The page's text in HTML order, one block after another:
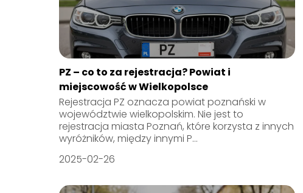
PZ – co to za rejestracja? Powiat i
miejscowość w Wielkopolsce
Rejestracja PZ oznacza powiat poznański w
województwie wielkopolskim. Nie jest to
rejestracja miasta Poznań, które korzysta z innych
wyróżników, między innymi P...
2025-02-26